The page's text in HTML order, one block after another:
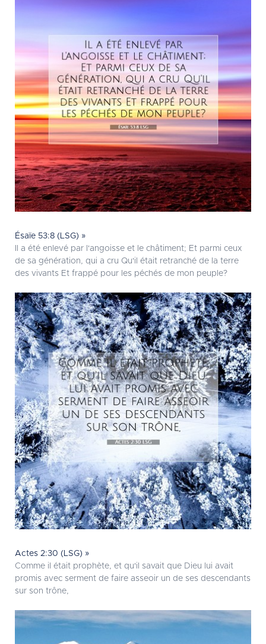
Ésaïe 53:8 (LSG) »
Il a été enlevé par l'angoisse et le châtiment; Et parmi ceux
de sa génération, qui a cru Qu'il était retranché de la terre
des vivants Et frappé pour les péchés de mon peuple?
Actes 2:30 (LSG) »
Comme il était prophète, et qu'il savait que Dieu lui avait
promis avec serment de faire asseoir un de ses descendants
sur son trône,